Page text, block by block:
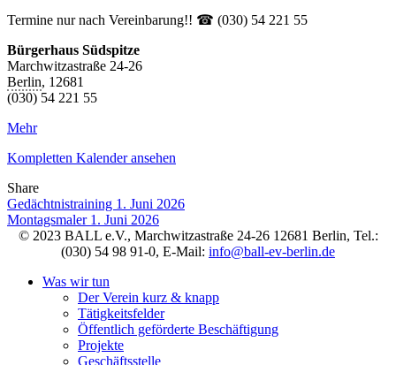
Termine nur nach Vereinbarung!! ☎ (030) 54 221 55
Bürgerhaus Südspitze
Marchwitzastraße 24-26
Berlin, 12681
(030) 54 221 55
Mehr
Kompletten Kalender ansehen
Share
Facebook
Twitter
LinkedIn
Pinterest
Stumbleupon
Email
Gedächtnistraining 1. Juni 2026
Montagsmaler 1. Juni 2026
© 2023 BALL e.V., Marchwitzastraße 24-26 12681 Berlin, Tel.:
(030) 54 98 91-0, E-Mail: info@ball-ev-berlin.de
Was wir tun
Der Verein kurz & knapp
Tätigkeitsfelder
Öffentlich geförderte Beschäftigung
Projekte
Geschäftsstelle